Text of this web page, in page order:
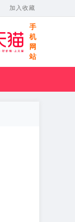
加入收藏
手
机
网
站